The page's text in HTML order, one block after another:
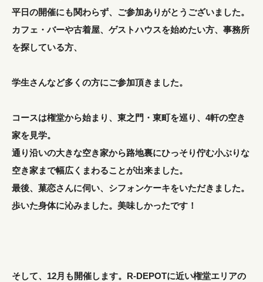
平日の開催にも関わらず、ご参加ありがとうございました。
カフェ・バーや古着屋、ゲストハウスを始めたい方、事務所
を探している方、
学生さんなど多くの方にご参加頂きました。
コースは権堂から始まり、東之門・東町を巡り、4軒の空き
家を見学。
通り沿いの大きな空き家から路地裏にひっそり佇む小ぶりな
空き家まで幅広くまわることが出来ました。
最後、菓恋さんに伺い、シフォンケーキをいただきました。
歩いた身体に沁みました。美味しかったです！
そして、12月も開催します。R-DEPOTに近い権堂エリアの